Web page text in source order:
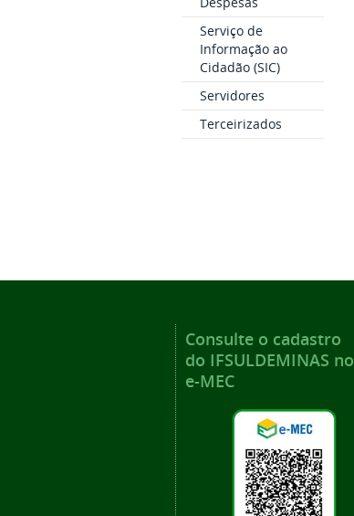
Serviço de
Informação ao
Cidadão (SIC)
Servidores
Terceirizados
Consulte o cadastro
do IFSULDEMINAS no
e-MEC